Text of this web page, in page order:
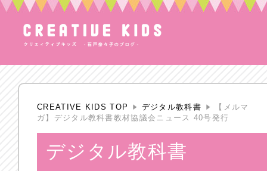
CREATIVE KIDS TOP デジタル教科書
【メルマ
ガ】デジタル教科書教材協議会ニュース 40号発行
デジタル教科書